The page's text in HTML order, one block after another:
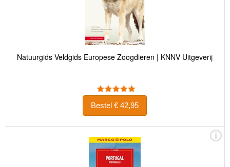
Natuurgids Veldgids Europese Zoogdieren | KNNV Uitgeverij
Bestel € 42,95